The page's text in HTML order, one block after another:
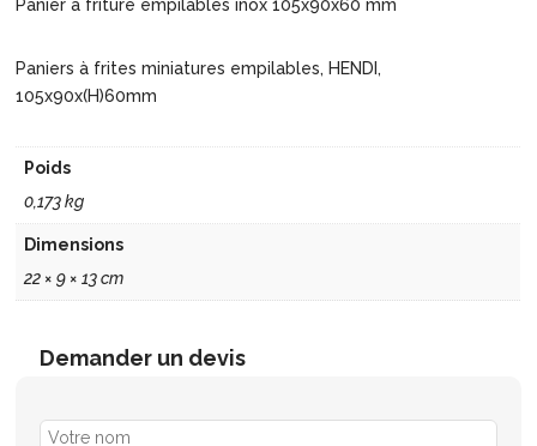
Panier à friture empilables inox 105x90x60 mm
Paniers à frites miniatures empilables, HENDI,
105x90x(H)60mm
Poids
0,173 kg
Dimensions
22 × 9 × 13 cm
Demander un devis